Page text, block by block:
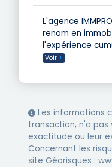
L'agence
renom en
l'expérience
Voir +
Les informations
transaction, n'a
exactitude ou leur
Concernant les
site Géorisques :